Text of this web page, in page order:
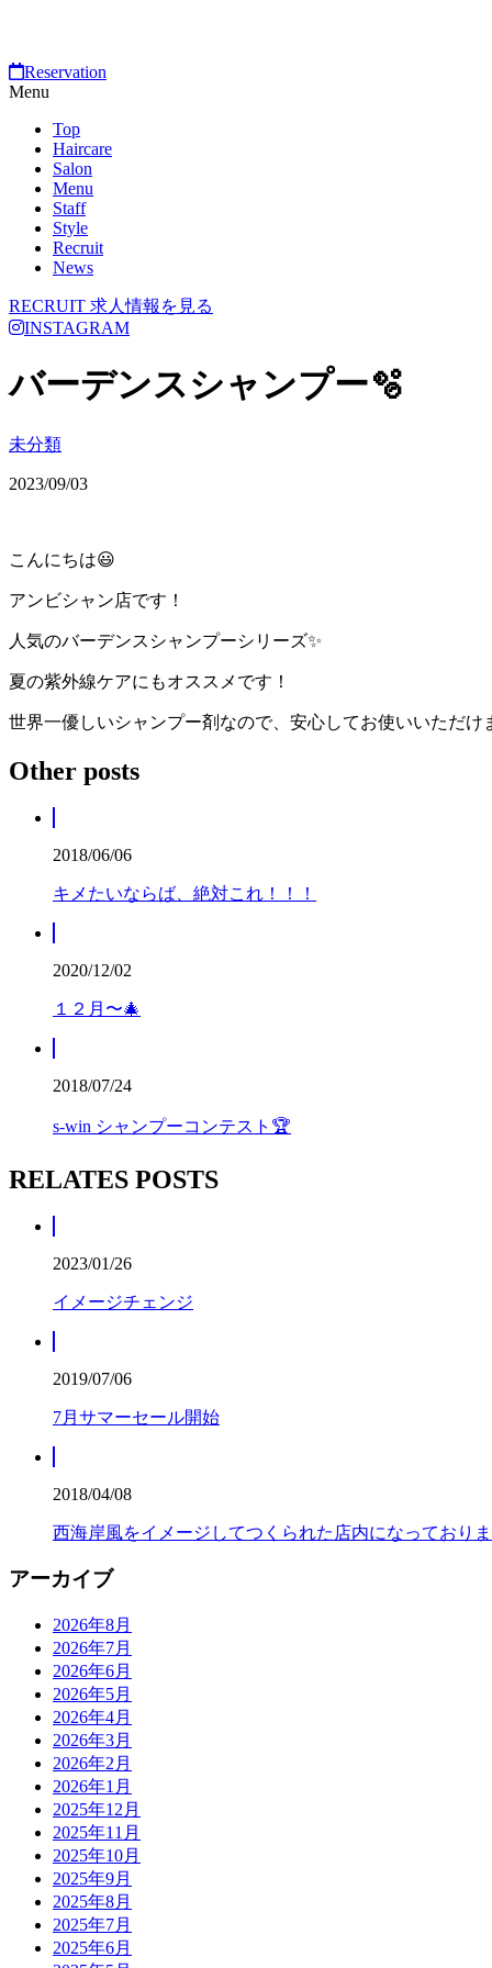
Reservation
Menu
Top
Haircare
Salon
Menu
Staff
Style
Recruit
News
RECRUIT 求人情報を見る
INSTAGRAM
バーデンスシャンプー🫧
未分類
2023/09/03
こんにちは😃
アンビシャン店です！
人気のバーデンスシャンプーシリーズ✨
夏の紫外線ケアにもオススメです！
世界一優しいシャンプー剤なので、安心してお使いいただ
Other posts
2018/06/06
キメたいならば、絶対これ！！！
2020/12/02
１２月〜🎄
2018/07/24
s-win シャンプーコンテスト🏆
RELATES POSTS
2023/01/26
イメージチェンジ
2019/07/06
7月サマーセール開始
2018/04/08
西海岸風をイメージしてつくられた店内になっており
アーカイブ
2026年8月
2026年7月
2026年6月
2026年5月
2026年4月
2026年3月
2026年2月
2026年1月
2025年12月
2025年11月
2025年10月
2025年9月
2025年8月
2025年7月
2025年6月